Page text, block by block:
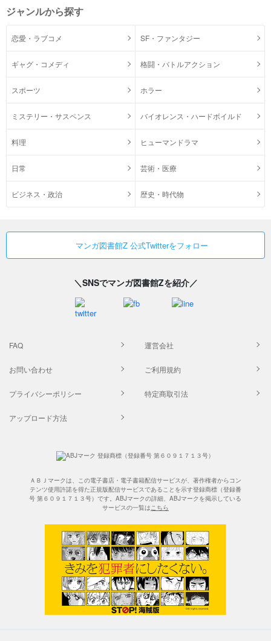
ジャンルから探す
恋愛・ラブコメ SF・ファンタジー
ギャグ・コメディ 格闘・バトルアクション
スポーツ ホラー
ミステリー・サスペンス バイオレンス・ハードボイルド
料理 ヒューマンドラマ
日常 芸術・医療
ビジネス・政治 歴史・時代物
マンガ図書館Z 公式Twitterをフォロー
＼SNSでマンガ図書館Zを紹介／
FAQ 運営会社
お問い合わせ ご利用規約
プライバシーポリシー 特定商取引法
アップロード方法
ＡＢＪマークは、この電子書店・電子書籍配信サービスが、著作権者からコン
テンツ使用許諾を得た正規版配信サービスであることを示す登録商標（登録番
号 第６０９１７１３号）です。ABJマークの詳細、ABJマークを掲示している
サービスの一覧はこちら